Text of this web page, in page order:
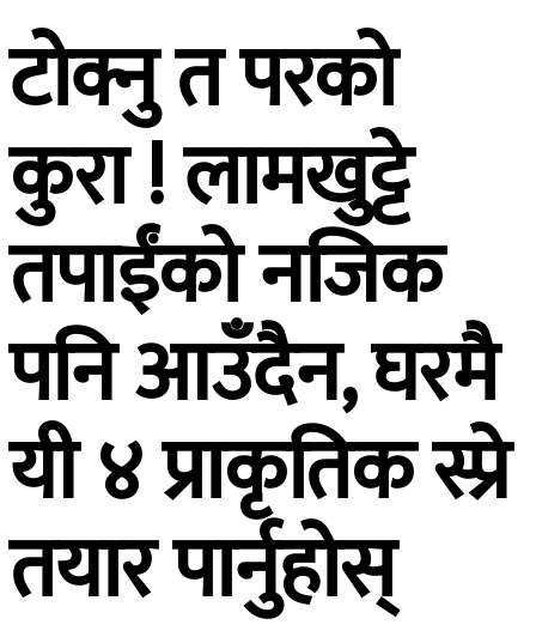
टोक्नु त परको
कुरा ! लामखुट्टे
तपाईंको नजिक
पनि आउँदैन, घरमै
यी ४ प्राकृतिक स्प्रे
तयार पार्नुहोस्